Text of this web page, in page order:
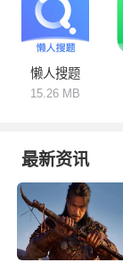
懒人搜题
15.26 MB
最新资讯